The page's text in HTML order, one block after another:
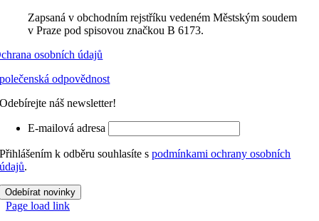
Zapsaná v obchodním rejstříku vedeném Městským soudem
v Praze pod spisovou značkou B 6173.
osobních údajů
odpovědnost
Odebírejte náš newsletter!
E-mailová adresa
Přihlášením k odběru souhlasíte spodmínkami ochrany osobních
údajů.
Odebírat novinky
Page load link